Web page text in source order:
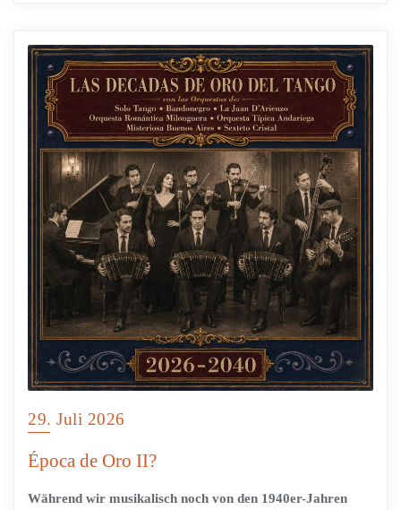
29. Juli 2026
Época de Oro II?
Während wir musikalisch noch von den 1940er-Jahren